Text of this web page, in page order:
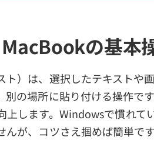
の基本
ト）は、選択したテキストや
別の場所に貼り付ける操作で
上します。Windowsで慣れて
が、コツさえ掴めば簡単で